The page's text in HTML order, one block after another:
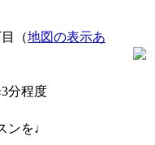
（地図の表示あ
分程度
ンを♩